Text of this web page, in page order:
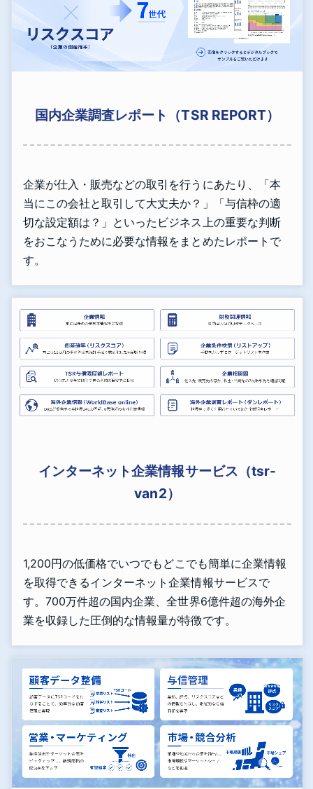
国内企業調査レポート（TSR REPORT）
企業が仕入・販売などの取引を行うにあたり、「本
当にこの会社と取引して大丈夫か？」「与信枠の適
切な設定額は？」といったビジネス上の重要な判断
をおこなうために必要な情報をまとめたレポートで
す。
インターネット企業情報サービス（tsr-
van2）
1,200円の低価格でいつでもどこでも簡単に企業情報
を取得できるインターネット企業情報サービスで
す。700万件超の国内企業、全世界6億件超の海外企
業を収録した圧倒的な情報量が特徴です。